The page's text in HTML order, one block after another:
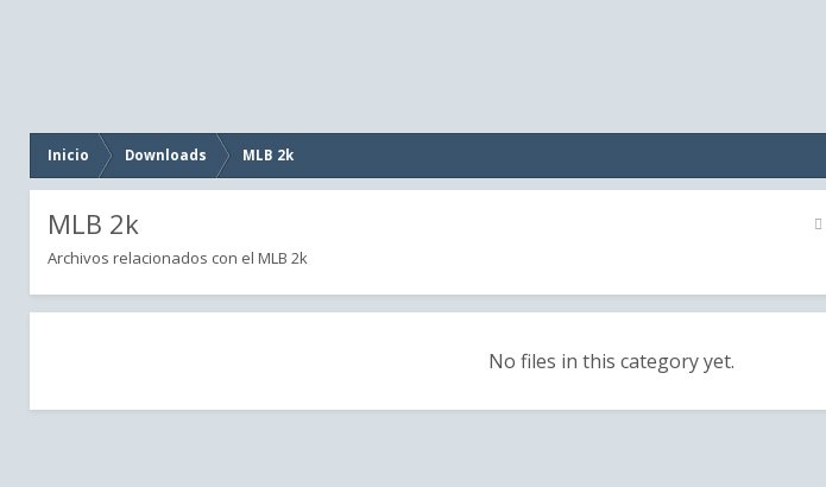
Inicio Downloads MLB 2k
MLB 2k
Archivos relacionados con el MLB 2k
No files in this category yet.